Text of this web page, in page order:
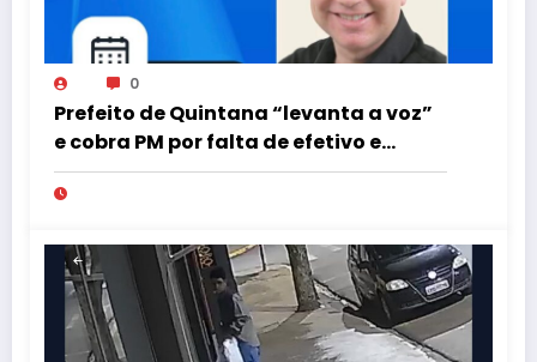
0
Prefeito de Quintana “levanta a voz”
e cobra PM por falta de efetivo e
viaturas na região